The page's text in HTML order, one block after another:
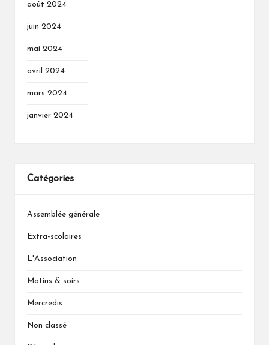
août 2024
juin 2024
mai 2024
avril 2024
mars 2024
janvier 2024
Catégories
Assemblée générale
Extra-scolaires
L'Association
Matins & soirs
Mercredis
Non classé